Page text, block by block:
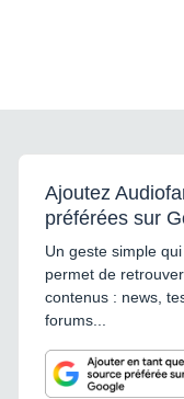
Ajoutez
préférées sur
Un geste simple
permet de
contenus : news,
forums...